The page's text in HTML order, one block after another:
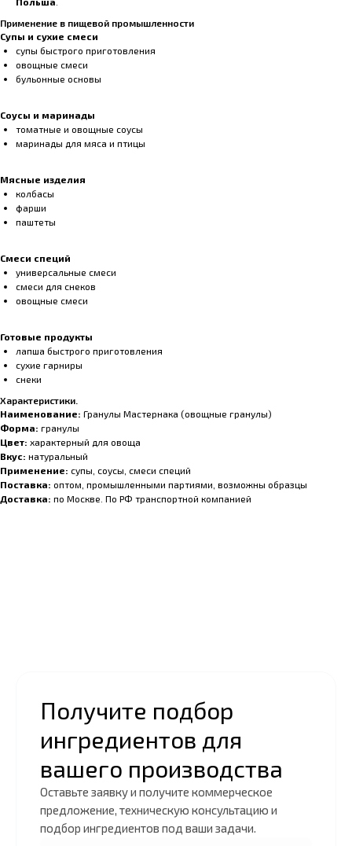
Применение в пищевой промышленности
Супы и сухие смеси
супы быстрого приготовления
овощные смеси
бульонные основы
Соусы и маринады
томатные и овощные соусы
маринады для мяса и птицы
Мясные изделия
колбасы
фарши
паштеты
Смеси специй
универсальные смеси
смеси для снеков
овощные смеси
Готовые продукты
лапша быстрого приготовления
сухие гарниры
снеки
Характеристики.
Наименование: Гранулы Мастернака (овощные гранулы)
Форма: гранулы
Цвет: характерный для овоща
Вкус: натуральный
Применение: супы, соусы, смеси специй
Поставка: оптом, промышленными партиями, возможны образцы
Доставка: по Москве. По РФ транспортной компанией
Получите подбор
ингредиентов для
вашего производства
Оставьте заявку и получите коммерческое
предложение, техническую консультацию и
подбор ингредиентов под ваши задачи.